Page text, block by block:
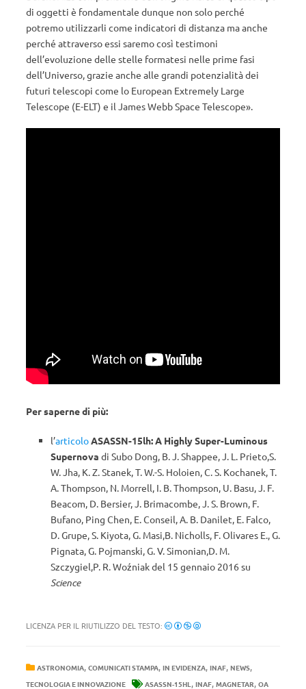
di oggetti è fondamentale dunque non solo perché
potremo utilizzarli come indicatori di distanza ma anche
perché attraverso essi saremo così testimoni
dell’evoluzione delle stelle formatesi nelle prime fasi
dell’Universo, grazie anche alle grandi potenzialità dei
futuri telescopi come lo European Extremely Large
Telescope (E-ELT) e il James Webb Space Telescope».
Per saperne di più:
l’articoloASASSN-15lh: A Highly Super-Luminous
Supernova di Subo Dong, B. J. Shappee, J. L. Prieto,S.
W. Jha, K. Z. Stanek, T. W.-S. Holoien, C. S. Kochanek, T.
A. Thompson, N. Morrell, I. B. Thompson, U. Basu, J. F.
Beacom, D. Bersier, J. Brimacombe, J. S. Brown, F.
Bufano, Ping Chen, E. Conseil, A. B. Danilet, E. Falco,
D. Grupe, S. Kiyota, G. Masi,B. Nicholls, F. Olivares E., G.
Pignata, G. Pojmanski, G. V. Simonian,D. M.
Szczygiel,P. R. Woźniak del 15 gennaio 2016 su
Science
LICENZA PER IL RIUTILIZZO DEL TESTO:
ASTRONOMIA, COMUNICATI STAMPA, IN EVIDENZA, INAF, NEWS,
TECNOLOGIA E INNOVAZIONE ASASSN-15HL, INAF, MAGNETAR, OA